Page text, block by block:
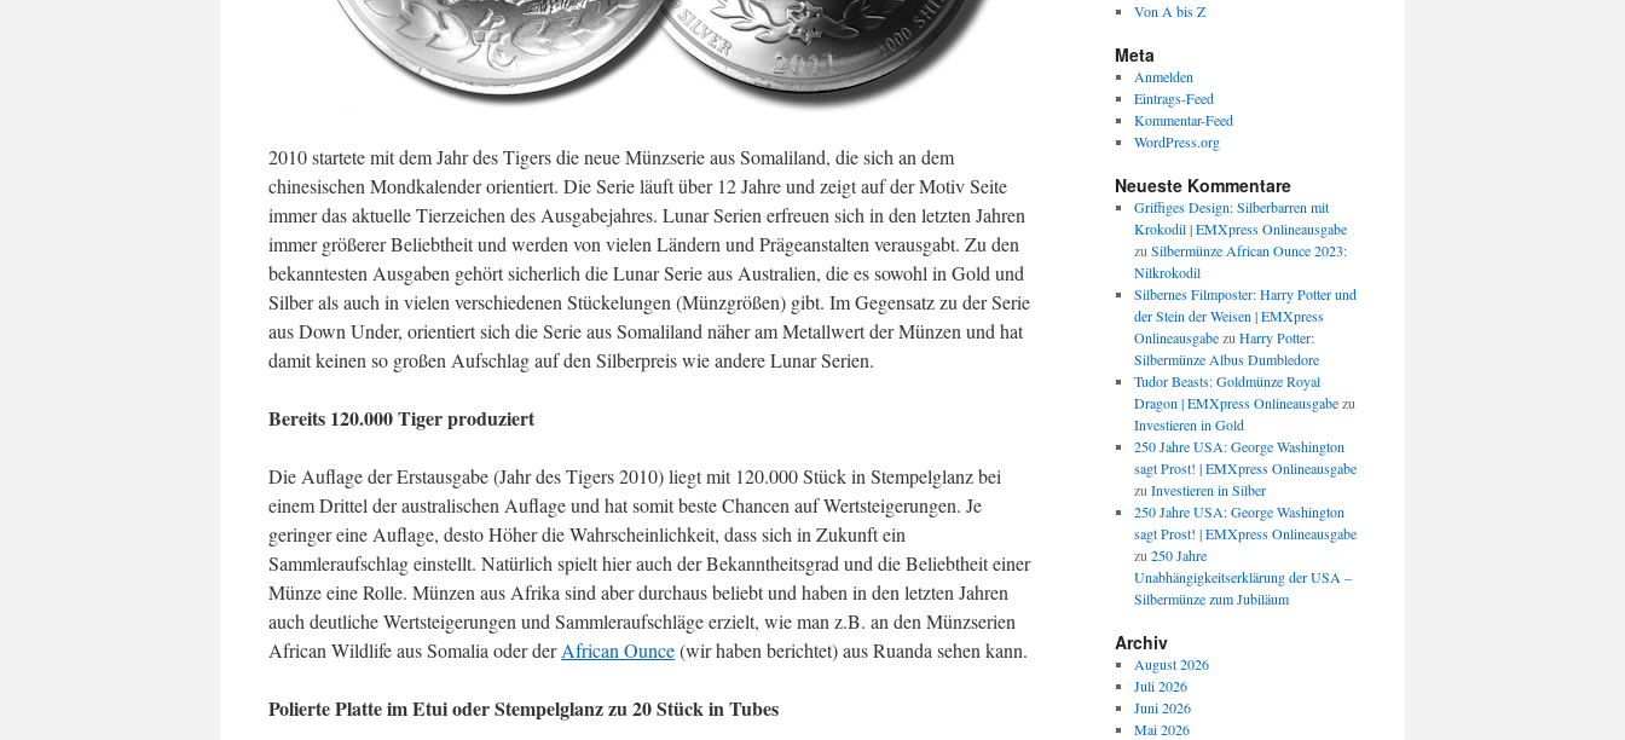
2010 startete mit dem Jahr des Tigers die neue Münzserie aus Somaliland, die sich an dem
chinesischen Mondkalender orientiert. Die Serie läuft über 12 Jahre und zeigt auf der Motiv Seite
immer das aktuelle Tierzeichen des Ausgabejahres. Lunar Serien erfreuen sich in den letzten Jahren
immer größerer Beliebtheit und werden von vielen Ländern und Prägeanstalten verausgabt. Zu den
bekanntesten Ausgaben gehört sicherlich die Lunar Serie aus Australien, die es sowohl in Gold und
Silber als auch in vielen verschiedenen Stückelungen (Münzgrößen) gibt. Im Gegensatz zu der Serie
aus Down Under, orientiert sich die Serie aus Somaliland näher am Metallwert der Münzen und hat
damit keinen so großen Aufschlag auf den Silberpreis wie andere Lunar Serien.
Bereits 120.000 Tiger produziert
Die Auflage der Erstausgabe (Jahr des Tigers 2010) liegt mit 120.000 Stück in Stempelglanz bei
einem Drittel der australischen Auflage und hat somit beste Chancen auf Wertsteigerungen. Je
geringer eine Auflage, desto Höher die Wahrscheinlichkeit, dass sich in Zukunft ein
Sammleraufschlag einstellt. Natürlich spielt hier auch der Bekanntheitsgrad und die Beliebtheit einer
Münze eine Rolle. Münzen aus Afrika sind aber durchaus beliebt und haben in den letzten Jahren
auch deutliche Wertsteigerungen und Sammleraufschläge erzielt, wie man z.B. an den Münzserien
African Wildlife aus Somalia oder derAfrican Ounce(wir haben berichtet) aus Ruanda sehen kann.
Polierte Platte im Etui oder Stempelglanz zu 20 Stück in Tubes
Von A bis Z
Meta
Anmelden
Eintrags-Feed
Kommentar-Feed
WordPress.org
Neueste Kommentare
Griffiges Design: Silberbarren mit
Krokodil | EMXpress Onlineausgabe
zu Silbermünze African Ounce 2023:
Nilkrokodil
Silbernes Filmposter: Harry Potter und
der Stein der Weisen | EMXpress
Onlineausgabezu Harry Potter:
Silbermünze Albus Dumbledore
Tudor Beasts: Goldmünze Royal
Dragon | EMXpress Onlineausgabezu
Investieren in Gold
250 Jahre USA: George Washington
sagt Prost! | EMXpress Onlineausgabe
zu Investieren in Silber
250 Jahre USA: George Washington
sagt Prost! | EMXpress Onlineausgabe
zu 250 Jahre
Unabhängigkeitserklärung der USA –
Silbermünze zum Jubiläum
Archiv
August 2026
Juli 2026
Juni 2026
Mai 2026